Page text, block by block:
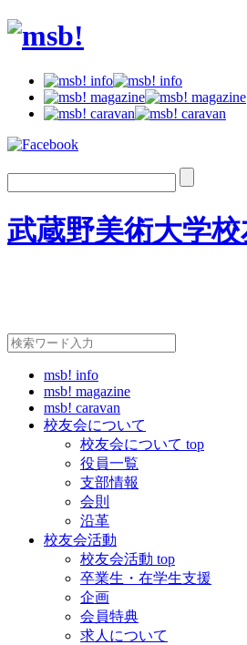
武蔵野美術大学
msb! info
msb! magazine
msb! caravan
校友会について
校友会について top
役員一覧
支部情報
会則
沿革
校友会活動
校友会活動 top
卒業生・在学生支援
企画
会員特典
求人について